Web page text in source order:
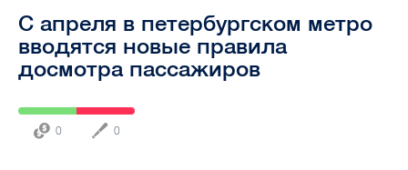
С апреля в петербургском метро
вводятся новые правила
досмотра пассажиров
0 0